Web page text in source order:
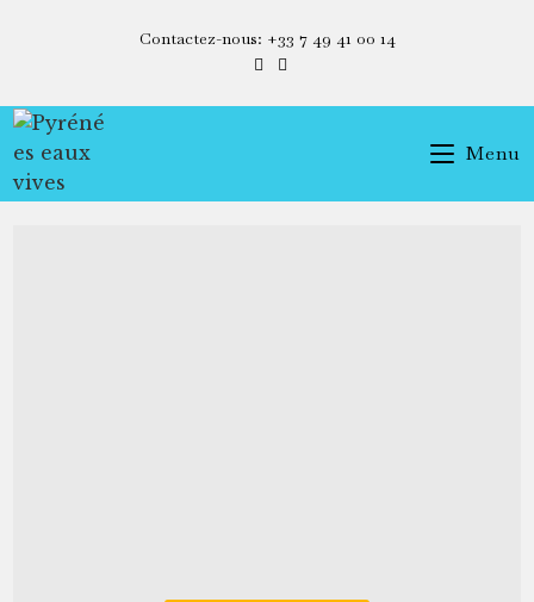
Contactez-nous: +33 7 49 41 00 14
Menu